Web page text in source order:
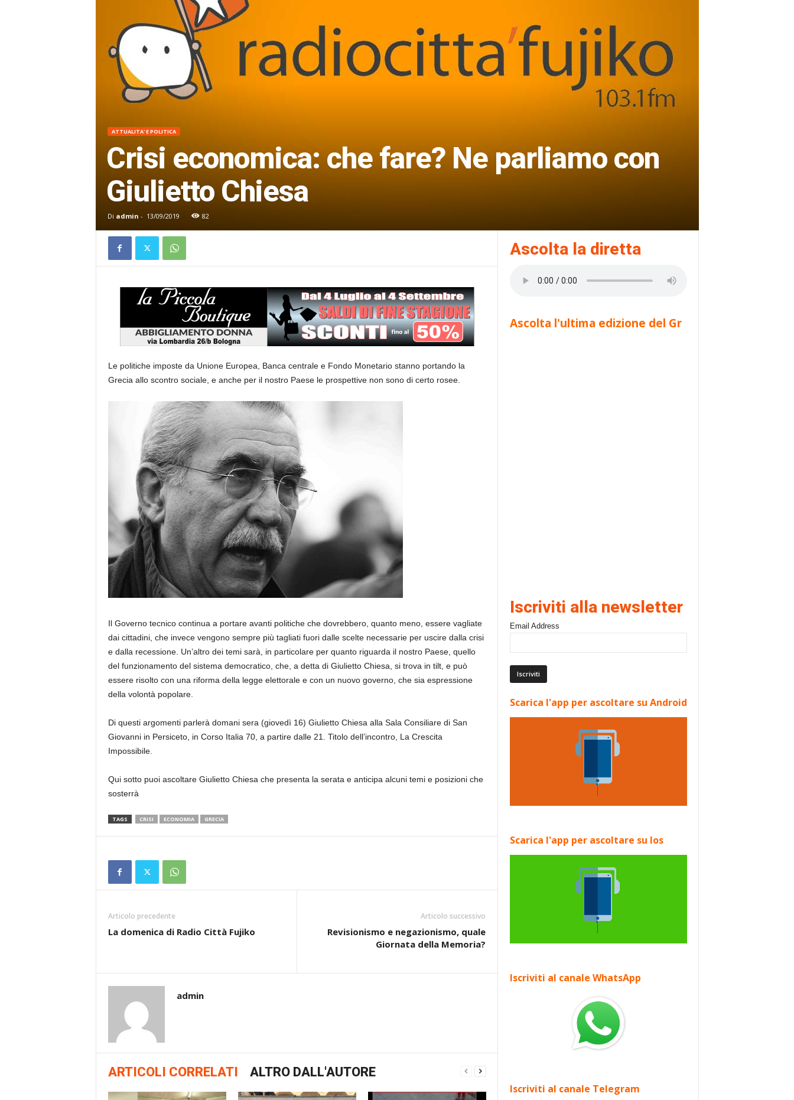
ATTUALITA' E POLITICA
Crisi economica: che fare? Ne parliamo con
Giulietto Chiesa
Di admin - 13/09/2019 82
Le politiche imposte da Unione Europea, Banca centrale e Fondo Monetario stanno portando la
Grecia allo scontro sociale, e anche per il nostro Paese le prospettive non sono di certo rosee.
Il Governo tecnico continua a portare avanti politiche che dovrebbero, quanto meno, essere vagliate
dai cittadini, che invece vengono sempre più tagliati fuori dalle scelte necessarie per uscire dalla crisi
e dalla recessione. Un’altro dei temi sarà, in particolare per quanto riguarda il nostro Paese, quello
del funzionamento del sistema democratico, che, a detta di Giulietto Chiesa, si trova in tilt, e può
essere risolto con una riforma della legge elettorale e con un nuovo governo, che sia espressione
della volontà popolare.
Di questi argomenti parlerà domani sera (giovedì 16) Giulietto Chiesa alla Sala Consiliare di San
Giovanni in Persiceto, in Corso Italia 70, a partire dalle 21. Titolo dell’incontro, La Crescita
Impossibile.
Qui sotto puoi ascoltare Giulietto Chiesa che presenta la serata e anticipa alcuni temi e posizioni che
sosterrà
TAGS CRISI ECONOMIA GRECIA
Articolo precedente
La domenica di Radio Città Fujiko
Articolo successivo
Revisionismo e negazionismo, quale
Giornata della Memoria?
admin
ARTICOLI CORRELATI ALTRO DALL'AUTORE
Ascolta la diretta
Ascolta l'ultima edizione del Gr
Iscriviti alla newsletter
Email Address
Scarica l'app per ascoltare su Android
Scarica l'app per ascoltare su Ios
Iscriviti al canale WhatsApp
Iscriviti al canale Telegram